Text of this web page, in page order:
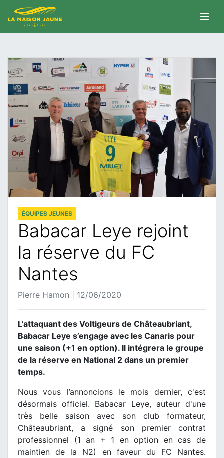
ÉQUIPES JEUNES
Babacar Leye rejoint
la réserve du FC
Nantes
Pierre Hamon | 12/06/2020
L’attaquant des Voltigeurs de Châteaubriant,
Babacar Leye s’engage avec les Canaris pour
une saison (+1 en option). Il intégrera le groupe
de la réserve en National 2 dans un premier
temps.
Nous vous l’annoncions le mois dernier, c'est
désormais officiel. Babacar Leye, auteur d'une
très belle saison avec son club formateur,
Châteaubriant, a signé son premier contrat
professionnel (1 an + 1 en option en cas de
maintien de la N2) en faveur du FC Nantes.